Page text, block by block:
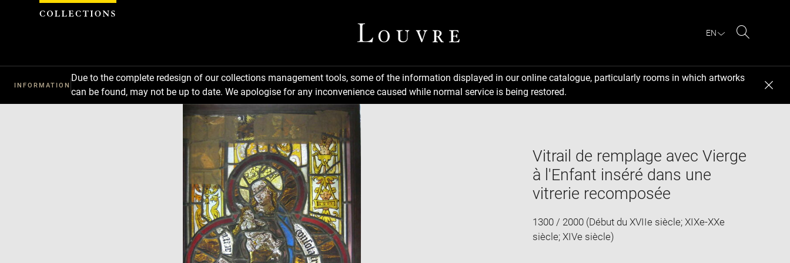
EN
INFORMATION
Due to the complete redesign of our collections management tools, some of the information displayed in our online catalogue, particularly rooms in which artworks
can be found, may not be up to date. We apologise for any inconvenience caused while normal service is being restored.
Vitrail de remplage avec Vierge
à l'Enfant inséré dans une
vitrerie recomposée
1300 / 2000 (Début du XVIIe siècle; XIXe-XXe
siècle; XIVe siècle)
Cookies management panel